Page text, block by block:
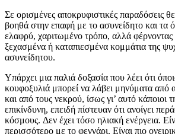
Σε ορισμένες αποκρυφιστικές παραδόσεις
βοηθά στην επαφή με το ασυνείδητο και τα
ελαφρύ, χαριτωμένο τρόπο, αλλά φέρνοντας
ξεχασμένα ή καταπιεσμένα κομμάτια της
ασυνείδητου.
Υπάρχει μια παλιά δοξασία που λέει ότι
κουφοξυλιά μπορεί να λάβει μηνύματα από
και από τους νεκρού, ίσως γι’ αυτό κάποιοι
επικίνδυνη, επειδή πίστευαν ότι ανοίγει
κόσμους. Δεν έχει τόσο ηλιακή ενέργεια.
περισσότερο με το φεγγάρι. Είναι πιο